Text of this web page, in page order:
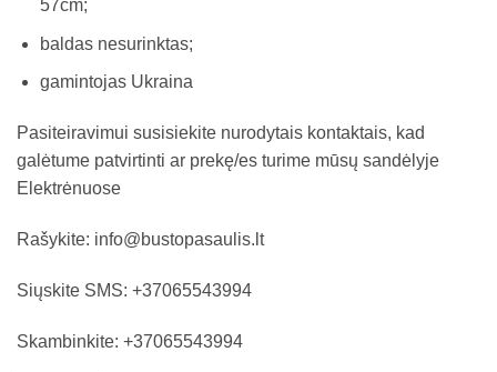
57cm;
baldas nesurinktas;
gamintojas Ukraina
Pasiteiravimui susisiekite nurodytais kontaktais, kad
galėtume patvirtinti ar prekę/es turime mūsų sandėlyje
Elektrėnuose
Rašykite: info@bustopasaulis.lt
Siųskite SMS: +37065543994
Skambinkite: +37065543994